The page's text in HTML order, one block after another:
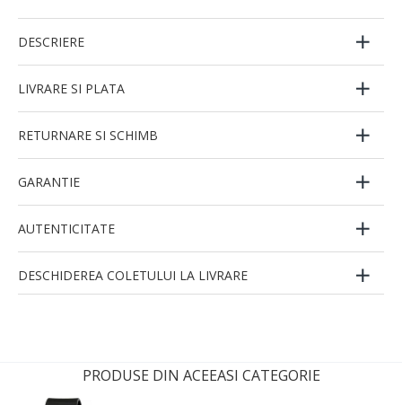
DESCRIERE
LIVRARE SI PLATA
RETURNARE SI SCHIMB
GARANTIE
AUTENTICITATE
DESCHIDEREA COLETULUI LA LIVRARE
PRODUSE DIN ACEEASI CATEGORIE